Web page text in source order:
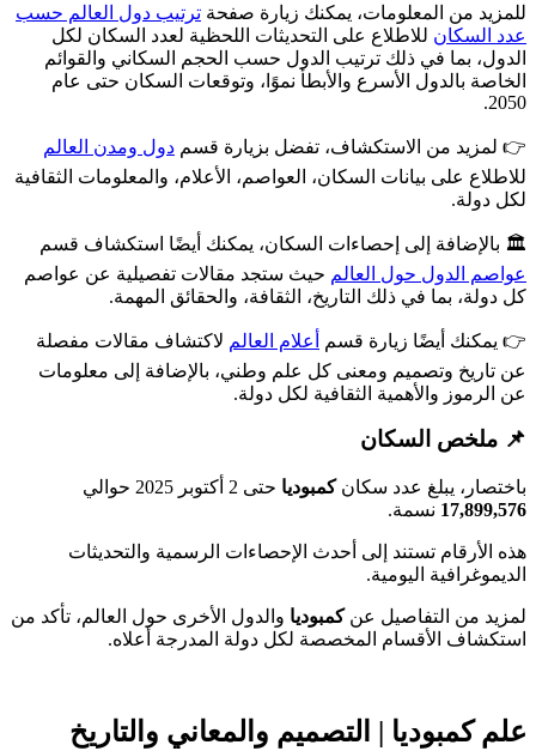
من المعلومات، يمكنك زيارة صفحةترتيب دول العالم حسب
للاطلاع على التحديثات اللحظية لعدد السكان لكل
بما في ذلك ترتيب الدول حسب الحجم السكاني والقوائم
بالدول الأسرع والأبطأ نموًا، وتوقعات السكان حتى عام
من الاستكشاف، تفضل بزيارة قسمدول ومدن العالم
على بيانات السكان، العواصم، الأعلام، والمعلومات الثقافية
إلى إحصاءات السكان، يمكنك أيضًا استكشاف قسم
الدول حول العالم حيث ستجد مقالات تفصيلية عن عواصم
بما في ذلك التاريخ، الثقافة، والحقائق المهمة.
أيضًا زيارة قسمأعلام العالم لاكتشاف مقالات مفصلة
وتصميم ومعنى كل علم وطني، بالإضافة إلى معلومات
والأهمية الثقافية لكل دولة.
السكان
يبلغ عدد سكانكمبودياحتى 2 أكتوبر 2025 حوالي
نسمة.
تستند إلى أحدث الإحصاءات الرسمية والتحديثات
اليومية.
من التفاصيل عن كمبودياوالدول الأخرى حول العالم، تأكد من
الأقسام المخصصة لكل دولة المدرجة أعلاه.
كمبوديا | التصميم والمعاني والتاريخ